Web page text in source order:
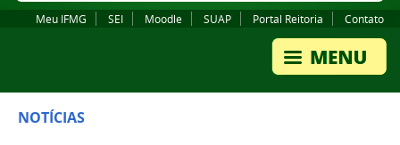
Meu IFMG SEI Moodle SUAP Portal Reitoria Contato
NOTÍCIAS